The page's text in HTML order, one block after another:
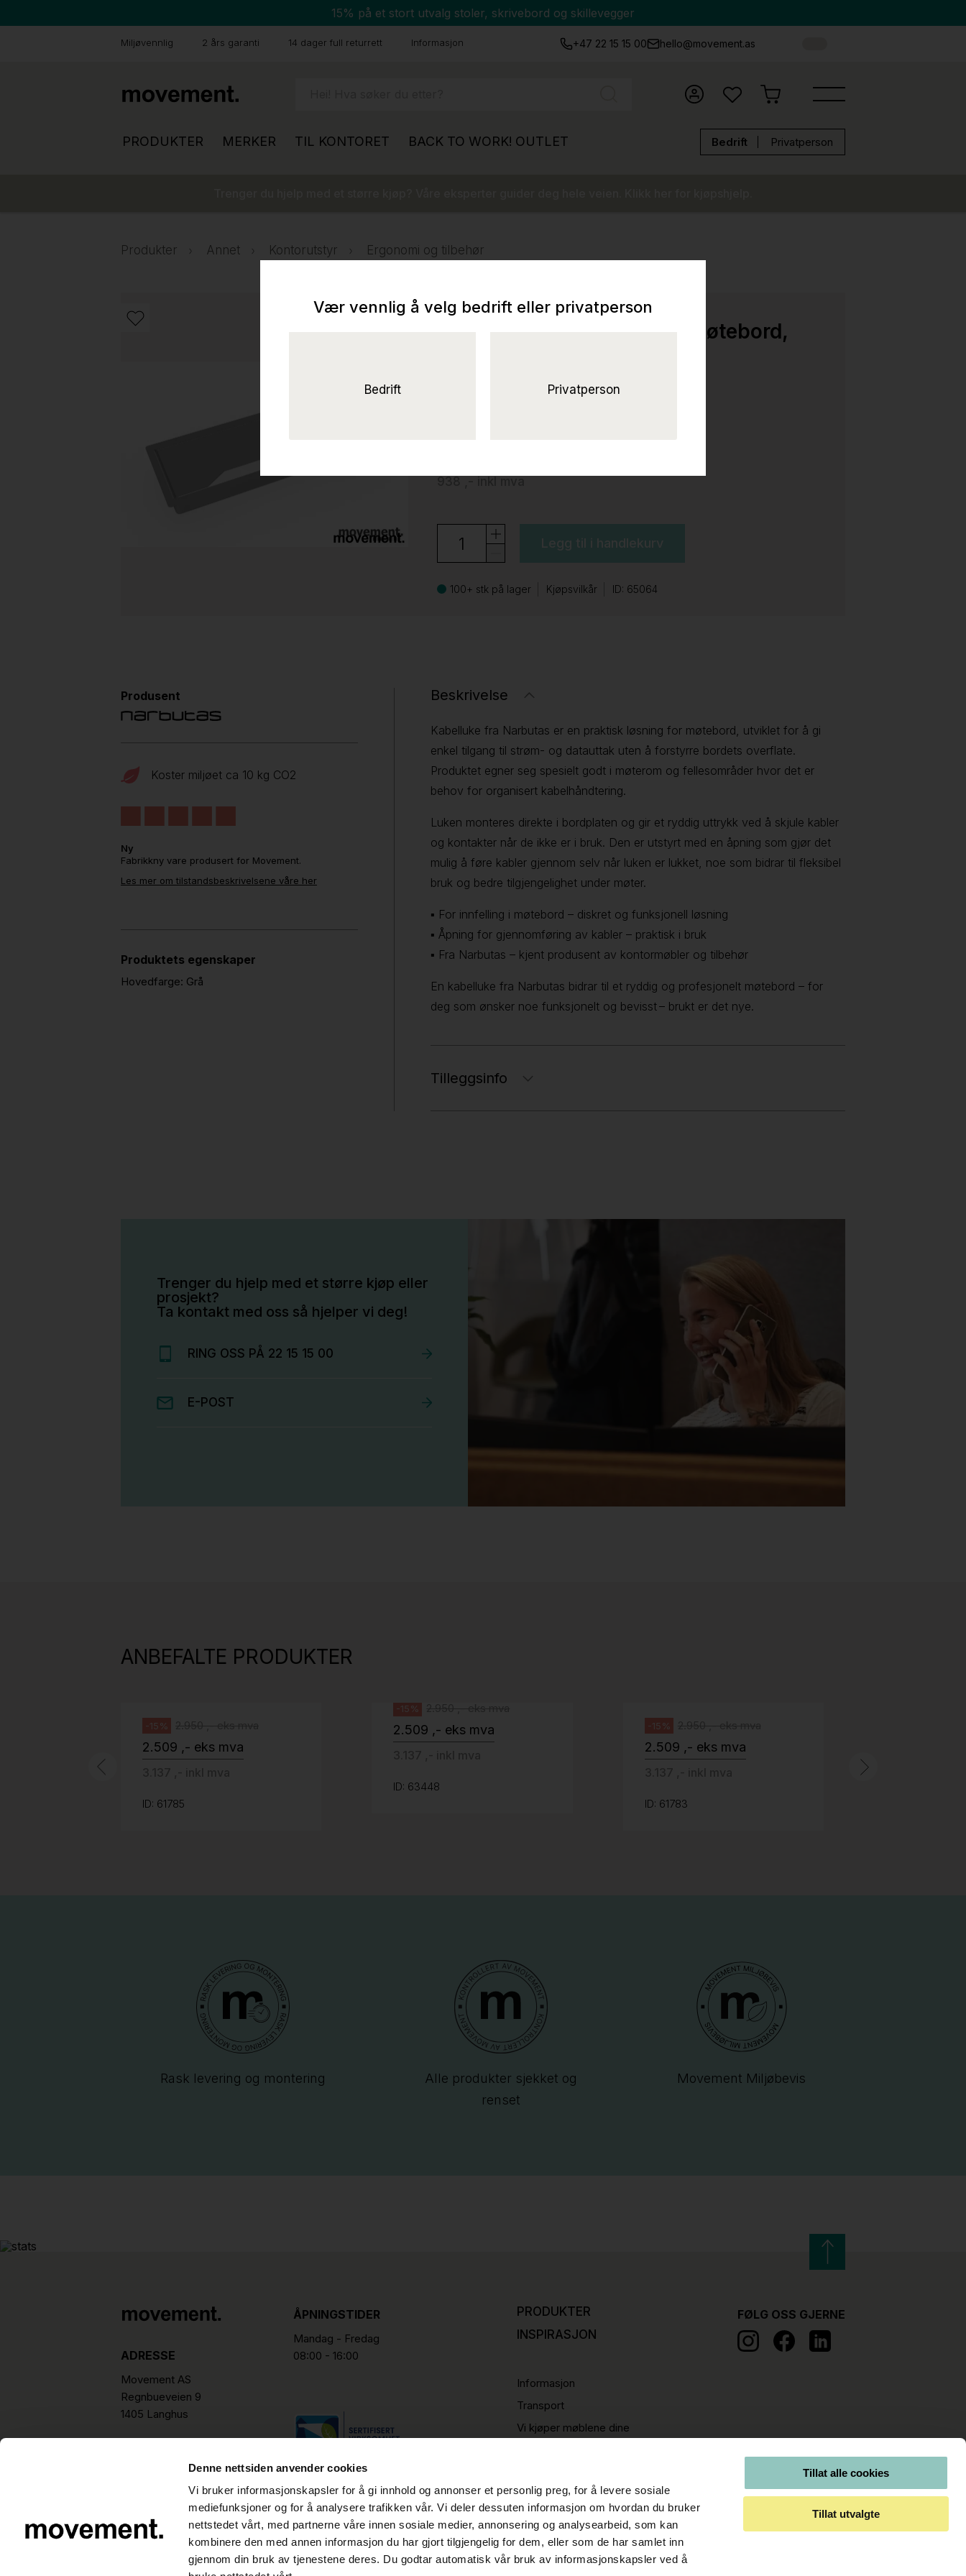
Denne nettsiden anvender cookies
Vi bruker informasjonskapsler for å gi innhold og annonser et personlig preg, for å levere sosiale
mediefunksjoner og for å analysere trafikken vår. Vi deler dessuten informasjon om hvordan du bruker
nettstedet vårt, med partnerne våre innen sosiale medier, annonsering og analysearbeid, som kan
kombinere den med annen informasjon du har gjort tilgjengelig for dem, eller som de har samlet inn
gjennom din bruk av tjenestene deres. Du godtar automatisk vår bruk av informasjonskapsler ved å
Tillat alle cookies
Tillat utvalgte
15% på et stort utvalg stoler, skrivebord og skillevegger
Miljøvennlig 2 års garanti 14 dager full returrett Informasjon +47 22 15 15 00 hello@movement.as
PRODUKTER MERKER TIL KONTORET BACK TO WORK! OUTLET Bedrift Privatperson
Produkter Annet Kontorutstyr Ergonomi og tilbehør
Kabelluke for montering i møtebord,
Legg til i handlekurv
100+ stk på lager Kjøpsvilkår ID: 65064
Produsent
Koster miljøet ca 10 kg CO2
Ny
Fabrikkny vare produsert for Movement.
Les mer om tilstandsbeskrivelsene våre her
Produktets egenskaper
Hovedfarge: Grå
Beskrivelse
Kabelluke fra Narbutas er en praktisk løsning for møtebord, utviklet for å gi
enkel tilgang til strøm- og datauttak uten å forstyrre bordets overflate.
Produktet egner seg spesielt godt i møterom og fellesområder hvor det er
behov for organisert kabelhåndtering.
Luken monteres direkte i bordplaten og gir et ryddig uttrykk ved å skjule kabler
og kontakter når de ikke er i bruk. Den er utstyrt med en åpning som gjør det
mulig å føre kabler gjennom selv når luken er lukket, noe som bidrar til fleksibel
bruk og bedre tilgjengelighet under møter.
▪ For innfelling i møtebord – diskret og funksjonell løsning
▪ Åpning for gjennomføring av kabler – praktisk i bruk
▪ Fra Narbutas – kjent produsent av kontormøbler og tilbehør
En kabelluke fra Narbutas bidrar til et ryddig og profesjonelt møtebord – for
deg som ønsker noe funksjonelt og bevisst – brukt er det nye.
Tilleggsinfo
Trenger du hjelp med et større kjøp eller
prosjekt?
Ta kontakt med oss så hjelper vi deg!
RING OSS PÅ 22 15 15 00
E-POST
ANBEFALTE PRODUKTER
grått fotkryss, Pent brukt
-15%
2.509 ,- eks mva
ID: 61785
-15%
2.509 ,- eks mva
ID: 63448
-15%
2.509 ,- eks mva
ID: 61783
Rask levering og montering
Alle produkter sjekket og
renset
Movement Miljøbevis
ADRESSE
Movement AS
Regnbueveien 9
1405 Langhus
hello@movement.as
ÅPNINGSTIDER
Mandag - Fredag
08:00 - 16:00
PRODUKTER
INSPIRASJON
Informasjon
Transport
Vi kjøper møblene dine
FØLG OSS GJERNE
Vær vennlig å velg bedrift eller privatperson
Bedrift Privatperson